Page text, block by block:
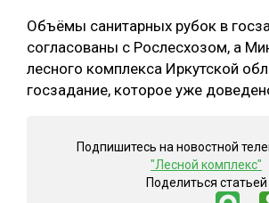
Объёмы санитарных рубок в
согласованы с Рослесхозом, а
лесного комплекса Иркутской
госзадание, которое уже
Подпишитесь на новостной
"Лесной комплекс"
Поделиться статьей